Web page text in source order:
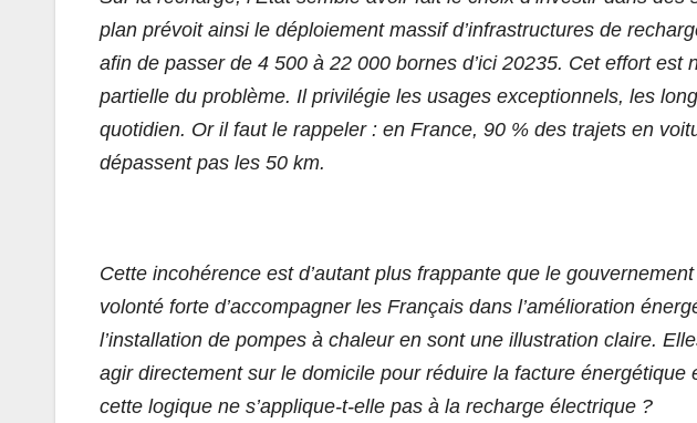
plan prévoit ainsi le déploiement massif d’infrastructures de
afin de passer de 4 500 à 22 000 bornes d’ici 20235. Cet effort est
partielle du problème. Il privilégie les usages exceptionnels, les
quotidien. Or il faut le rappeler : en France, 90 % des trajets en
dépassent pas les 50 km.
Cette incohérence est d’autant plus frappante que le
volonté forte d’accompagner les Français dans l’amélioration
l’installation de pompes à chaleur en sont une illustration claire.
agir directement sur le domicile pour réduire la facture
cette logique ne s’applique-t-elle pas à la recharge électrique ?